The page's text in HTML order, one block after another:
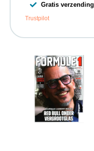
Gratis verzending
Trustpilot